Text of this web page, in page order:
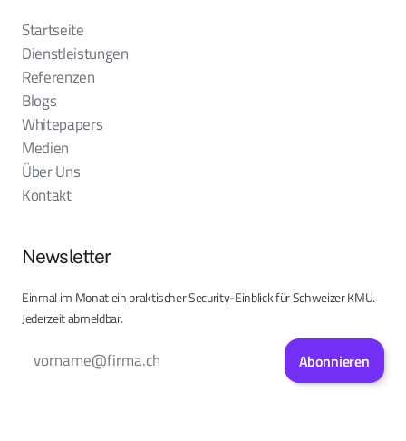
Startseite
Dienstleistungen
Referenzen
Blogs
Whitepapers
Medien
Über Uns
Kontakt
Newsletter
Einmal im Monat ein praktischer Security-Einblick für Schweizer KMU.
Jederzeit abmeldbar.
Abonnieren